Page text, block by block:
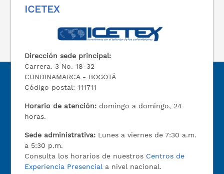
ICETEX
Dirección sede principal:
Carrera. 3 No. 18-32
CUNDINAMARCA - BOGOTÁ
Código postal: 111711
Horario de atención: domingo a domingo, 24
horas.
Sede administrativa: Lunes a viernes de 7:30 a.m.
a 5:30 p.m.
Consulta los horarios de nuestros Centros de
Experiencia Presencial a nivel nacional.